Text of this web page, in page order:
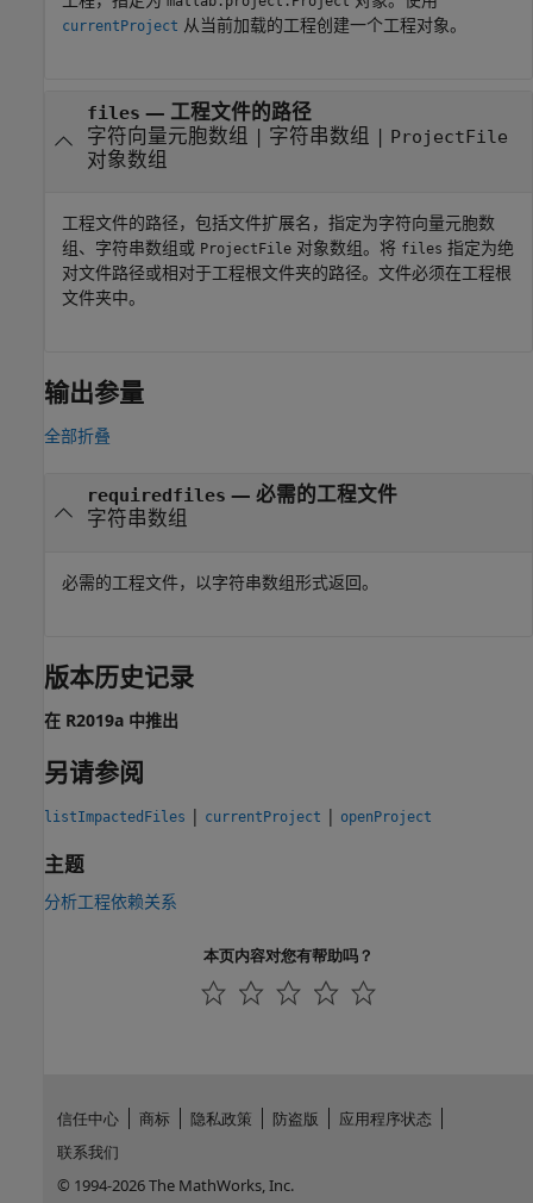
currentProject 从当前加载的工程创建一个工程对象。
files — 工程文件的路径
字符向量元胞数组 | 字符串数组 | ProjectFile
对象数组
工程文件的路径，包括文件扩展名，指定为字符向量元胞数
组、字符串数组或 ProjectFile 对象数组。将 files 指定为绝
对文件路径或相对于工程根文件夹的路径。文件必须在工程根
文件夹中。
输出参量
全部折叠
requiredfiles — 必需的工程文件
字符串数组
必需的工程文件，以字符串数组形式返回。
版本历史记录
在 R2019a 中推出
另请参阅
listImpactedFiles | currentProject | openProject
主题
分析工程依赖关系
本页内容对您有帮助吗？
信任中心 商标 隐私政策 防盗版
应用程序状态
联系我们
© 1994-2026 The MathWorks, Inc.